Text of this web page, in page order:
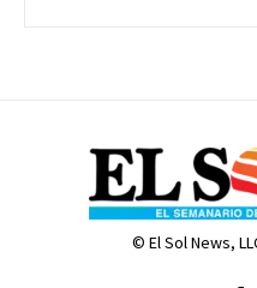
© El Sol News,